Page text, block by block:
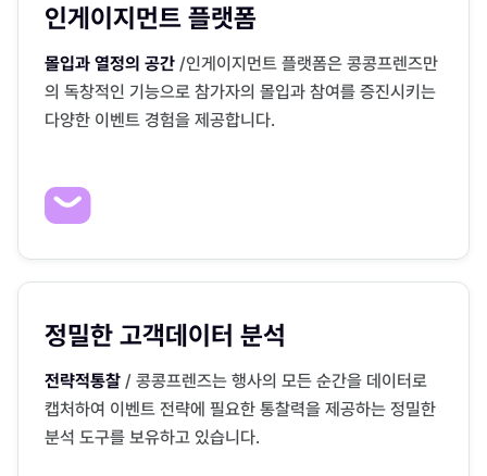
인게이지먼트 플랫폼
몰입과 열정의 공간 /인게이지먼트 플랫폼은 콩콩프렌즈만
의 독창적인 기능으로 참가자의 몰입과 참여를 증진시키는
다양한 이벤트 경험을 제공합니다.
정밀한 고객데이터 분석
전략적통찰 / 콩콩프렌즈는 행사의 모든 순간을 데이터로
캡처하여 이벤트 전략에 필요한 통찰력을 제공하는 정밀한
분석 도구를 보유하고 있습니다.